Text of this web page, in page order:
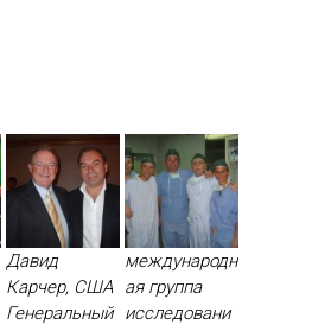
Давид
Карчер, США
Ге­нераль­ный
международн
ая группа
исследовани